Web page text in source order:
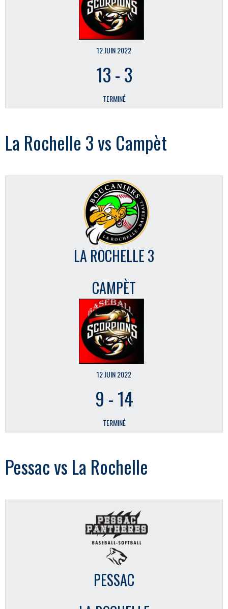
12 JUIN 2022
13-3
TERMINÉ
La Rochelle 3 vs Campèt
LA ROCHELLE 3
CAMPÈT
12 JUIN 2022
9 -14
TERMINÉ
Pessac vs La Rochelle
PESSAC